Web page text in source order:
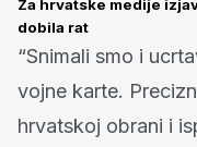
Za hrvatske medije
dobila rat
“Snimali smo i
vojne karte.
hrvatskoj obrani i